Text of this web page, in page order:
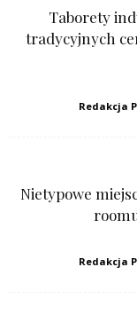
Taborety
tradycyjnych
Redakcja
Nietypowe
Redakcja